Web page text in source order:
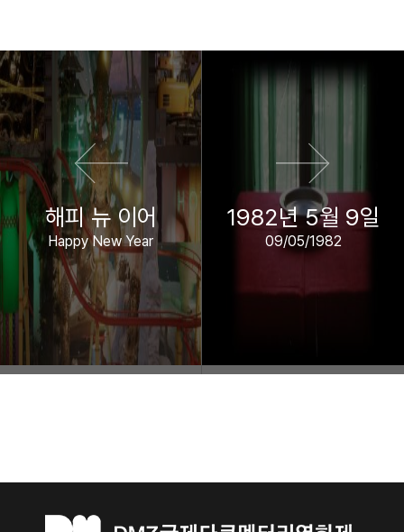
이전 영화
해피 뉴 이어
Happy New Year
1982년 5월 9일
09/05/1982